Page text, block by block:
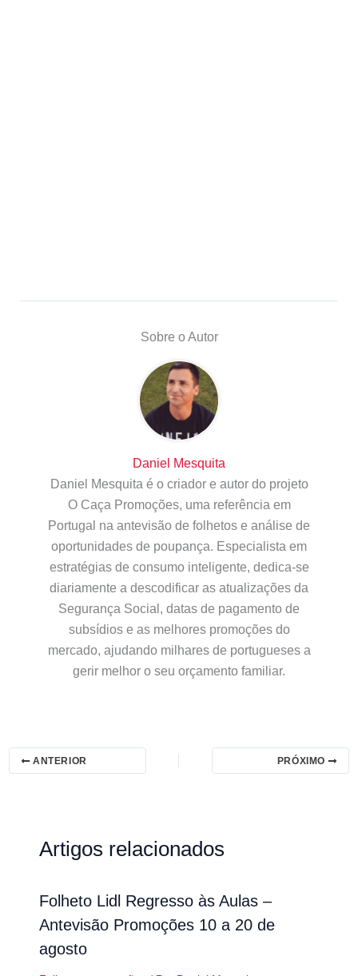
Sobre o Autor
Daniel Mesquita
Daniel Mesquita é o criador e autor do projeto
O Caça Promoções, uma referência em
Portugal na antevisão de folhetos e análise de
oportunidades de poupança. Especialista em
estratégias de consumo inteligente, dedica-se
diariamente a descodificar as atualizações da
Segurança Social, datas de pagamento de
subsídios e as melhores promoções do
mercado, ajudando milhares de portugueses a
gerir melhor o seu orçamento familiar.
ANTERIOR PRÓXIMO
Artigos relacionados
Folheto Lidl Regresso às Aulas –
Antevisão Promoções 10 a 20 de
agosto